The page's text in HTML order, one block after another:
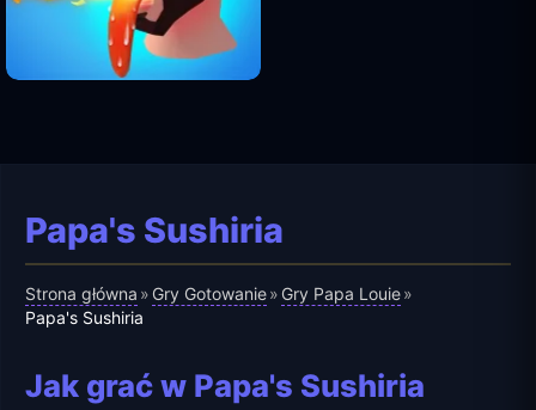
Papa's Sushiria
Strona główna » Gry Gotowanie» Gry Papa Louie»
Papa's Sushiria
Jak grać w Papa's Sushiria